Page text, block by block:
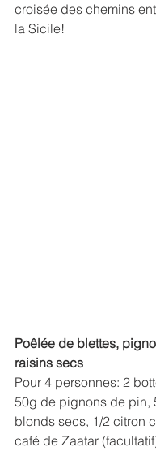
croisée des chemins
la Sicile!
Poêlée de blettes,
raisins secs
Pour 4 personnes: 2
50g de pignons de pin,
blonds secs, 1/2 citron
café de Zaatar